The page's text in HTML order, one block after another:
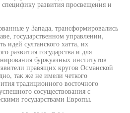
развития просвещения и
у Запада, трансформировались
государственном управлении,
идей султанского хатта, их
развития государства и для
буржуазных институтов
правящих кругов Османской
так же не имели четкого
традиционного восточного
сосуществования с
государствами Европы.